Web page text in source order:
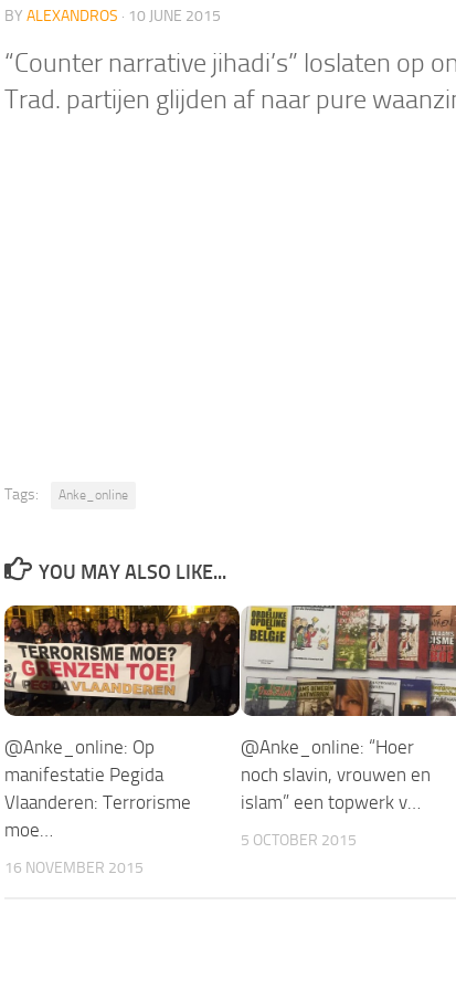
BY ALEXANDROS · 10 JUNE 2015
“Counter narrative jihadi’s” loslaten op
Trad. partijen glijden af naar pure
Tags: Anke_online
YOU MAY ALSO LIKE...
@Anke_online: Op
manifestatie Pegida
Vlaanderen: Terrorisme
moe…
16 NOVEMBER 2015
@Anke_online: “Hoer
noch slavin, vrouwen en
islam” een topwerk v…
5 OCTOBER 2015